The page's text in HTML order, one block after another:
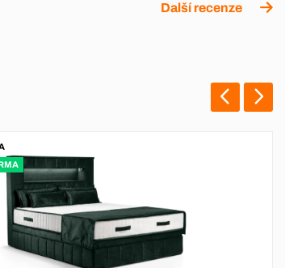
Další recenze